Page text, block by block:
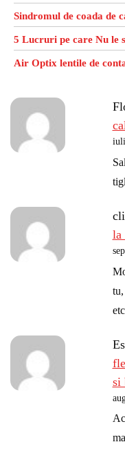
Sindromul de coada de
5 Lucruri pe care Nu le
Air Optix lentile de
la
si